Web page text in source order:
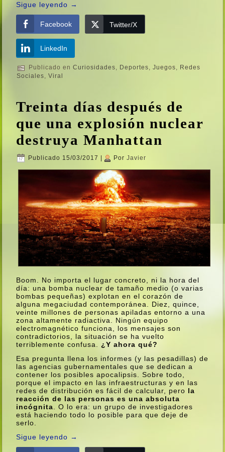
Sigue leyendo →
Facebook Twitter/X
LinkedIn
Publicado en Curiosidades, Deportes,Juegos, Redes
Sociales,Viral
Treinta dí­as después de
que una explosión nuclear
destruya Manhattan
Publicado 15/03/2017 Por Javier
Boom. No importa el lugar concreto, ni la hora del
dí­a: una bomba nuclear de tamaño medio (o varias
bombas pequeñas) explotan en el corazón de
alguna megaciudad contemporánea. Diez, quince,
veinte millones de personas apiladas entorno a una
zona altamente radiactiva. Ningún equipo
electromagnético funciona, los mensajes son
contradictorios, la situación se ha vuelto
terriblemente confusa.¿Y ahora qué?
Esa pregunta llena los informes (y las pesadillas) de
las agencias gubernamentales que se dedican a
contener los posibles apocalipsis. Sobre todo,
porque el impacto en las infraestructuras y en las
redes de distribución es fácil de calcular, pero la
reacción de las personas es una absoluta
incógnita. O lo era: un grupo de investigadores
está haciendo todo lo posible para que deje de
serlo.
Sigue leyendo →